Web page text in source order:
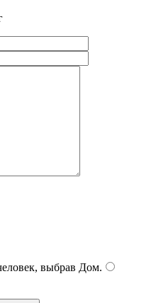
выбрав Дом.